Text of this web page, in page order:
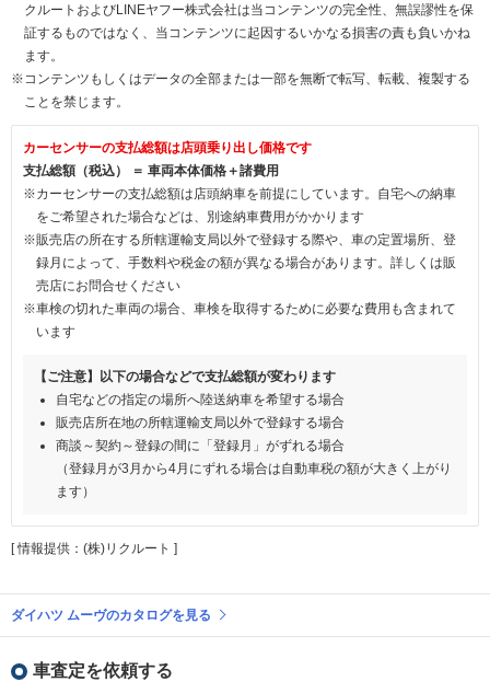
クルートおよびLINEヤフー株式会社は当コンテンツの完全性、無誤謬性を保
証するものではなく、当コンテンツに起因するいかなる損害の責も負いかね
ます。
※コンテンツもしくはデータの全部または一部を無断で転写、転載、複製する
ことを禁じます。
カーセンサーの支払総額は店頭乗り出し価格です
支払総額（税込） ＝ 車両本体価格＋諸費用
※カーセンサーの支払総額は店頭納車を前提にしています。自宅への納車
をご希望された場合などは、別途納車費用がかかります
※販売店の所在する所轄運輸支局以外で登録する際や、車の定置場所、登
録月によって、手数料や税金の額が異なる場合があります。詳しくは販
売店にお問合せください
※車検の切れた車両の場合、車検を取得するために必要な費用も含まれて
います
【ご注意】以下の場合などで支払総額が変わります
自宅などの指定の場所へ陸送納車を希望する場合
販売店所在地の所轄運輸支局以外で登録する場合
商談～契約～登録の間に「登録月」がずれる場合
（登録月が3月から4月にずれる場合は自動車税の額が大きく上がり
ます）
[ 情報提供：(株)リクルート ]
ダイハツ ムーヴのカタログを見る
車査定を依頼する